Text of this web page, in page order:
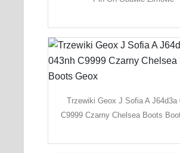
Trzewiki Geox J Sofia A J64d3a
C9999 Czarny Chelsea Boots